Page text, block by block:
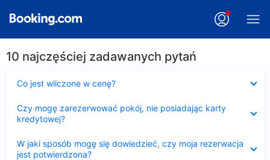
10 najczęściej zadawanych pytań
Co jest wliczone w cenę?
Czy mogę zarezerwować pokój, nie posiadając karty
kredytowej?
W jaki sposób mogę się dowiedzieć, czy moja rezerwacja
jest potwierdzona?